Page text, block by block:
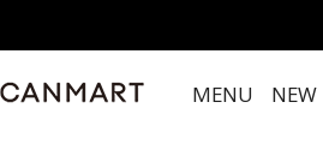
MENU NEW